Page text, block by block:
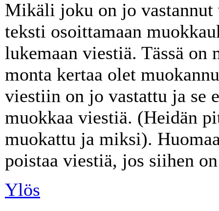
Mikäli joku on jo
teksti osoittamaan
lukemaan viestiä. Tässä on
monta kertaa olet
viestiin on jo vastattu ja se
muokkaa viestiä. (Heidän
muokattu ja miksi).
poistaa viestiä, jos siihen
Ylös